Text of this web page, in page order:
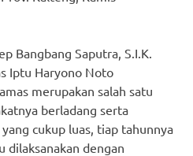
Bangbang Saputra, S.I.K.
Iptu Haryono Noto
merupakan salah satu
berladang serta
cukup luas, tiap tahunnya
dilaksanakan dengan